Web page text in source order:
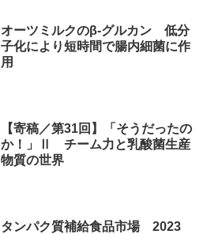
オーツミルクのβ-グルカン 低分
子化により短時間で腸内細菌に作
用
【寄稿／第31回】「そうだったの
か！」Ⅱ チーム力と乳酸菌生産
物質の世界
タンパク質補給食品市場 2023